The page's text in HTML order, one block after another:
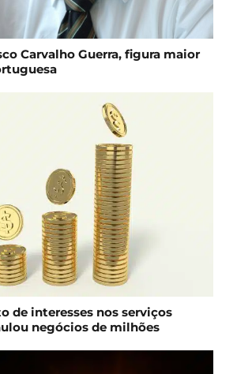
Carvalho Guerra, figura maior
de interesses nos serviços
negócios de milhões